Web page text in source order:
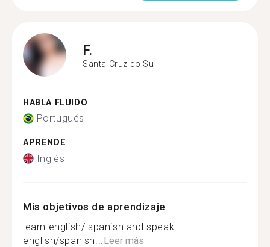
F.
Santa Cruz do Sul
HABLA FLUIDO
Portugués
APRENDE
Inglés
Mis objetivos de aprendizaje
learn english/ spanish and speak
english/spanish... Leer más